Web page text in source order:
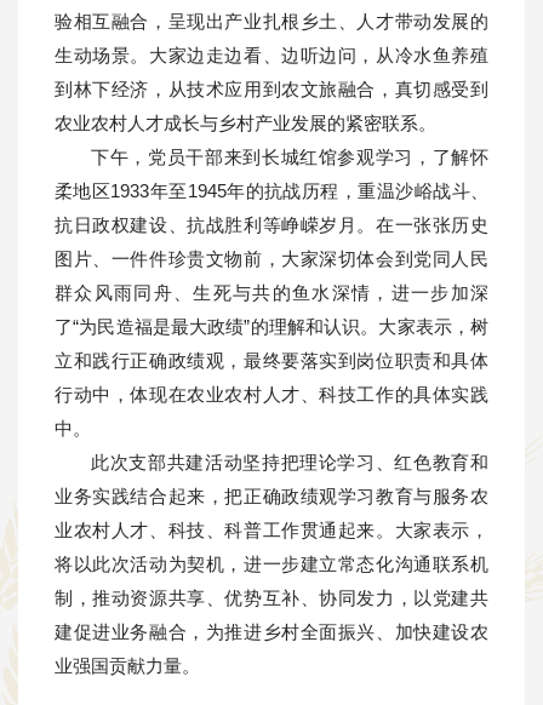
验相互融合，呈现出产业扎根乡土、人才带动发展的
生动场景。大家边走边看、边听边问，从冷水鱼养殖
到林下经济，从技术应用到农文旅融合，真切感受到
农业农村人才成长与乡村产业发展的紧密联系。
下午，党员干部来到长城红馆参观学习，了解怀
柔地区1933年至1945年的抗战历程，重温沙峪战斗、
抗日政权建设、抗战胜利等峥嵘岁月。在一张张历史
图片、一件件珍贵文物前，大家深切体会到党同人民
群众风雨同舟、生死与共的鱼水深情，进一步加深
了“为民造福是最大政绩”的理解和认识。大家表示，树
立和践行正确政绩观，最终要落实到岗位职责和具体
行动中，体现在农业农村人才、科技工作的具体实践
中。
此次支部共建活动坚持把理论学习、红色教育和
业务实践结合起来，把正确政绩观学习教育与服务农
业农村人才、科技、科普工作贯通起来。大家表示，
将以此次活动为契机，进一步建立常态化沟通联系机
制，推动资源共享、优势互补、协同发力，以党建共
建促进业务融合，为推进乡村全面振兴、加快建设农
业强国贡献力量。